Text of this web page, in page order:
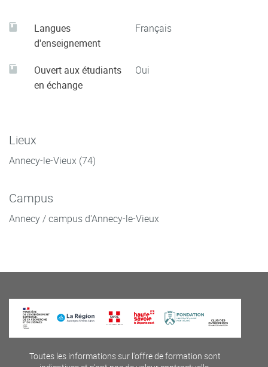
Langues
d'enseignement
Français
Ouvert aux étudiants
en échange
Oui
Lieux
Annecy-le-Vieux (74)
Campus
Annecy / campus d'Annecy-le-Vieux
Toutes les informations sur l'offre de formation sont